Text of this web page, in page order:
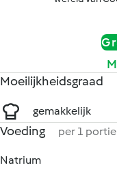
Moeilijkheidsgraad
gemakkelijk
Voeding per 1 portie
Natrium